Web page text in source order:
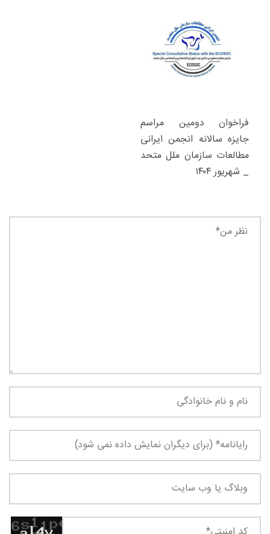
فراخوان دومین مراسم
جایزه سالانه انجمن ایرانی
مطالعات سازمان ملل متحد
_ شهریور ۱۴۰۴